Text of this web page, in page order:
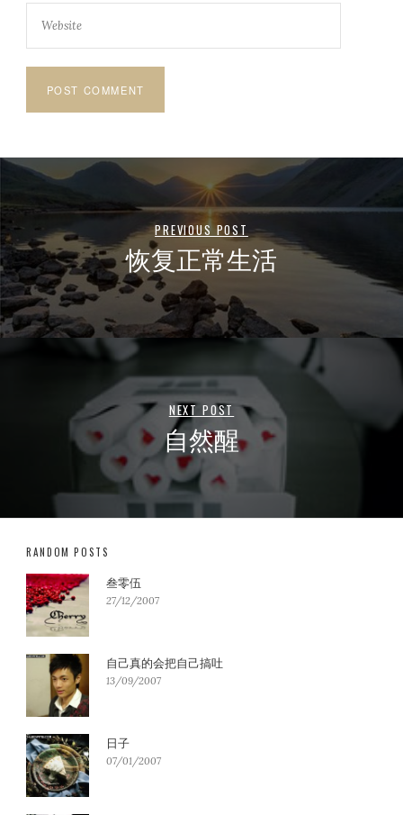
PREVIOUS POST
恢复正常生活
NEXT POST
自然醒
RANDOM POSTS
叁零伍
27/12/2007
自己真的会把自己搞吐
13/09/2007
日子
07/01/2007